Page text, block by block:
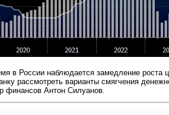
в России наблюдается замедление роста
рассмотреть варианты смягчения
финансов Антон Силуанов.